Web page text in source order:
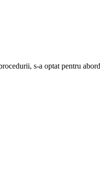
s-a optat pentru